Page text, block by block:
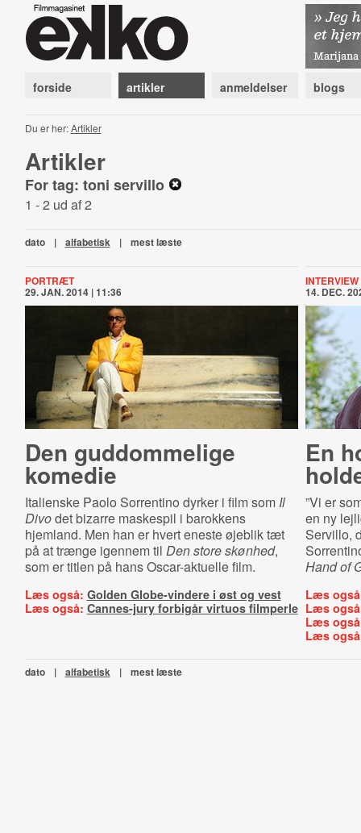
forside artikler anmeldelser blogs
Du er her:Artikler
Artikler
For tag: toni servillo
1 - 2 ud af 2
dato | alfabetisk | mest læste
PORTRÆT
29. JAN. 2014 | 11:36
Den guddommelige
komedie
Italienske Paolo Sorrentino dyrker i film som Il
Divodet bizarre maskespil i barokkens
hjemland. Men han er hvert eneste øjeblik tæt
på at trænge igennem til Den store skønhed,
som er titlen på hans Oscar-aktuelle film.
Læs også: Golden Globe-vindere i øst og vest
Læs også: Cannes-jury forbigår virtuos filmperle
INTERVIEW
14. DEC.
En
”Vi er
en ny
Servillo,
Hand of
Læs
Læs
Læs
Læs
dato | alfabetisk | mest læste